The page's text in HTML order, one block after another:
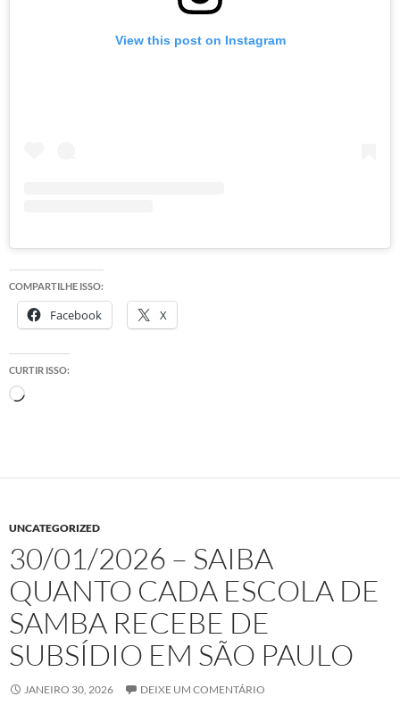
View this post on Instagram
COMPARTILHE ISSO:
Facebook X
CURTIR ISSO:
Carregando...
UNCATEGORIZED
30/01/2026 – SAIBA
QUANTO CADA ESCOLA DE
SAMBA RECEBE DE
SUBSÍDIO EM SÃO PAULO
JANEIRO 30, 2026 DEIXE UM COMENTÁRIO